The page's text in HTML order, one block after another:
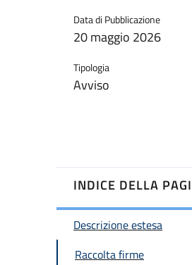
Data di Pubblicazione
20 maggio 2026
Tipologia
Avviso
INDICE DELLA
Descrizione estesa
Raccolta firme